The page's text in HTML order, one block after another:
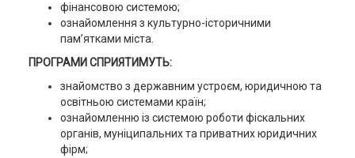
фінансовою системою;
ознайомлення з культурно-історичними
пам’ятками міста.
ПРОГРАМИ СПРИЯТИМУТЬ:
знайомство з державним устроєм, юридичною та
освітньою системами країн;
ознайомленню із системою роботи фіскальних
органів, муніципальних та приватних юридичних
фірм;